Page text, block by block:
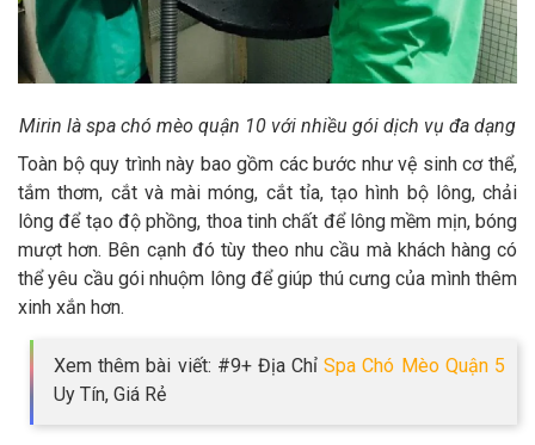
Mirin là spa chó mèo quận 10 với nhiều gói dịch vụ đa dạng
Toàn bộ quy trình này bao gồm các bước như vệ sinh cơ thể,
tắm thơm, cắt và mài móng, cắt tỉa, tạo hình bộ lông, chải
lông để tạo độ phồng, thoa tinh chất để lông mềm mịn, bóng
mượt hơn. Bên cạnh đó tùy theo nhu cầu mà khách hàng có
thể yêu cầu gói nhuộm lông để giúp thú cưng của mình thêm
xinh xắn hơn.
Xem thêm bài viết: #9+ Địa ChỉSpa Chó Mèo Quận 5
Uy Tín, Giá Rẻ